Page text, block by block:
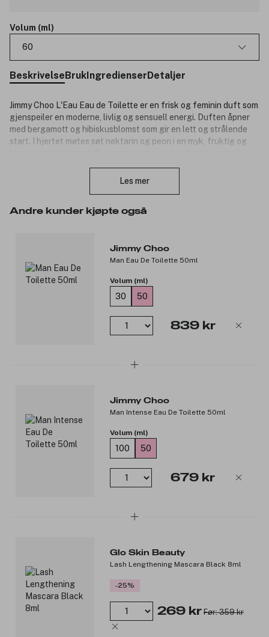
Volum (ml)
60
BeskrivelseBrukIngredienserDetaljer
Jimmy Choo L'Eau Eau de Toilette er en frisk og feminin duft som
gjenspeiler en moderne, livlig og sensuell energi. Duften åpner
med bergamott og hibiskusblomst som gir en lett og strålende
start. I hjertet møtes søt nektarin og peon i en myk, fruktig og
kontrast mellom friskhet og myk sensualitet. Flasken er inspirert
femininitet. Forpakningen prydes av et eterisk lys rosa
Topp: Bergamott, hibiskus
Hjerte: Nektarin, peon
3098278
Les mer
Andre kunder kjøpte også
Jimmy Choo
Man Eau De Toilette 50ml
Volum (ml)
30 50
839 kr
Jimmy Choo
Man Intense Eau De Toilette 50ml
Volum (ml)
100 50
679 kr
Glo Skin Beauty
Lash Lengthening Mascara Black 8ml
-25%
269 kr Før: 359 kr